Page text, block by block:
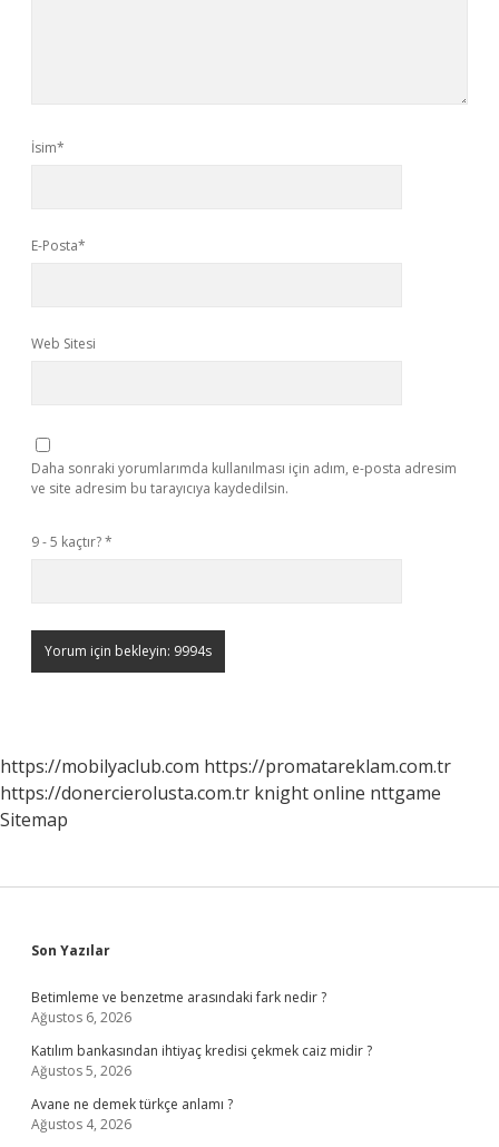
İsim*
E-Posta*
Web Sitesi
Daha sonraki yorumlarımda kullanılması için adım, e-posta adresim
ve site adresim bu tarayıcıya kaydedilsin.
9 - 5 kaçtır?*
https://mobilyaclub.com https://promatareklam.com.tr
https://donercierolusta.com.tr knight online nttgame
Sitemap
Sidebar
Son Yazılar
Betimleme ve benzetme arasındaki fark nedir ?
Ağustos 6, 2026
Katılım bankasından ihtiyaç kredisi çekmek caiz midir ?
Ağustos 5, 2026
Avane ne demek türkçe anlamı ?
Ağustos 4, 2026